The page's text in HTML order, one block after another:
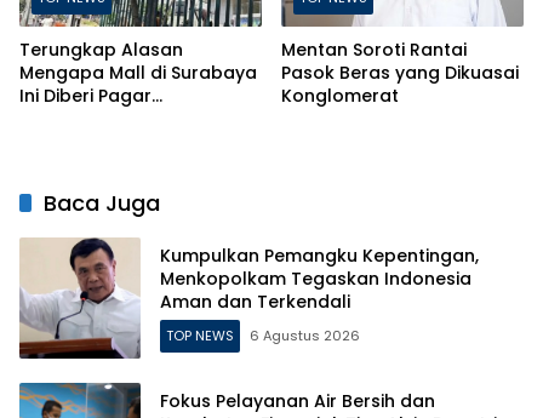
Terungkap Alasan
Mengapa Mall di Surabaya
Ini Diberi Pagar
Mentan Soroti Rantai
Pasok Beras yang Dikuasai
Konglomerat
Baca Juga
Kumpulkan Pemangku Kepentingan,
Menkopolkam Tegaskan Indonesia
Aman dan Terkendali
TOP NEWS 6 Agustus 2026
Fokus Pelayanan Air Bersih dan